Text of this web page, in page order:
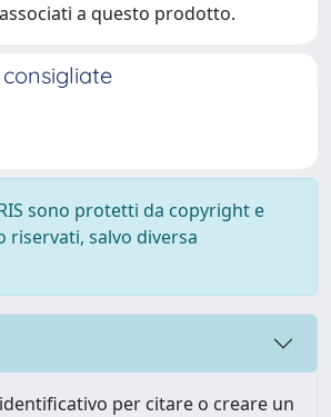
a questo prodotto.
sono protetti da copyright e
salvo diversa
per citare o creare un